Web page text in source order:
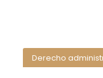
Derecho